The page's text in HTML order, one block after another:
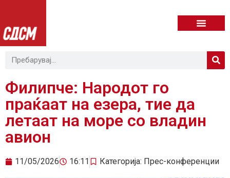
Филипче: Народот го
праќаат на езера, тие да
летаат на море со владин
авион
11/05/2026 16:11 Категорија: Прес-конференции